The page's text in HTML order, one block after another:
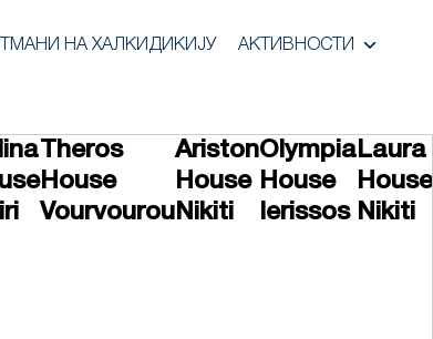
НА ХАЛКИДИКИЈУ АКТИВНОСТИ
Theros
House
Vourvourou
Ariston
House
Nikiti
Olympia
House
Ierissos
Laura
House
Nikiti